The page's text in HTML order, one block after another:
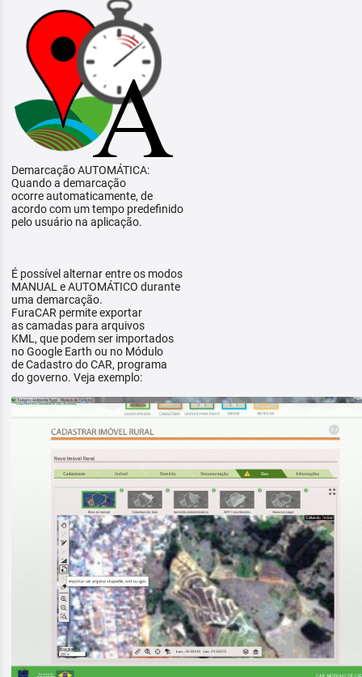
Demarcação AUTOMÁTICA:
Quando a demarcação
ocorre automaticamente, de
acordo com um tempo predefinido
pelo usuário na aplicação.
É possível alternar entre os modos
MANUAL e AUTOMÁTICO durante
uma demarcação.
FuraCAR permite exportar
as camadas para arquivos
KML, que podem ser importados
no Google Earth ou no Módulo
de Cadastro do CAR, programa
do governo. Veja exemplo: